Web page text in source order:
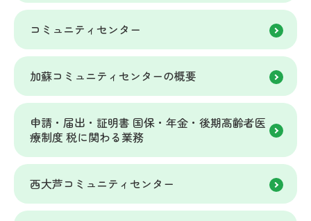
コミュニティセンター
加蘇コミュニティセンターの概要
申請・届出・証明書 国保・年金・後期高齢者医
療制度 税に関わる業務
西大芦コミュニティセンター